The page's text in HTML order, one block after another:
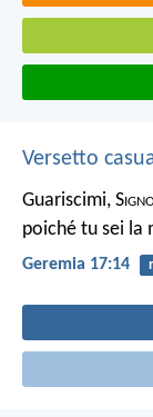
Versetto
Guariscimi, S
poiché tu sei la
Geremia 17:14